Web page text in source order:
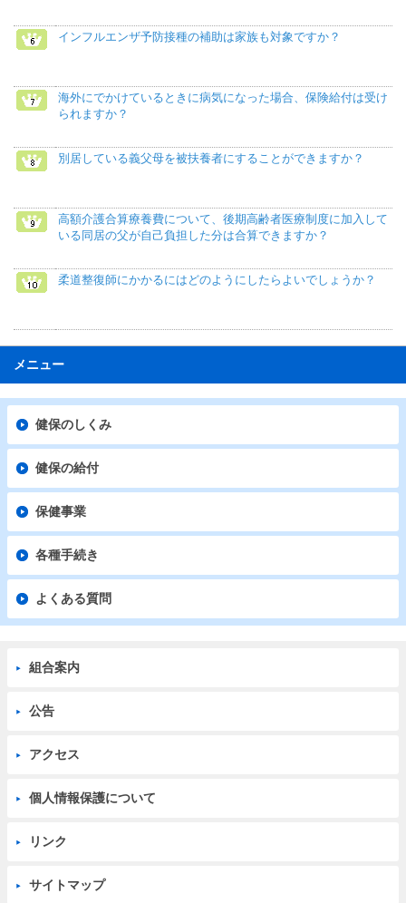
インフルエンザ予防接種の補助は家族も対象ですか？
海外にでかけているときに病気になった場合、保険給付は受け
られますか？
別居している義父母を被扶養者にすることができますか？
高額介護合算療養費について、後期高齢者医療制度に加入して
いる同居の父が自己負担した分は合算できますか？
柔道整復師にかかるにはどのようにしたらよいでしょうか？
メニュー
健保のしくみ
健保の給付
保健事業
各種手続き
よくある質問
組合案内
公告
アクセス
個人情報保護について
リンク
サイトマップ